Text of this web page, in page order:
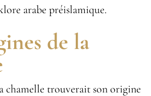
arabe préislamique.
de la
chamelle trouverait son origine